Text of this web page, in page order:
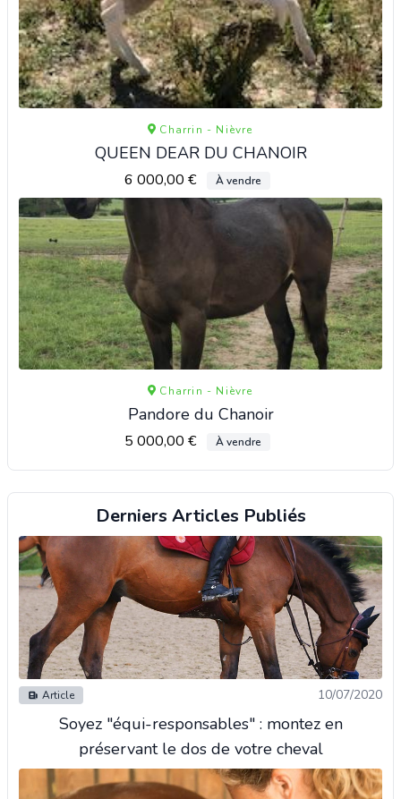
Charrin - Nièvre
QUEEN DEAR DU CHANOIR
6 000,00 € À vendre
Charrin - Nièvre
Pandore du Chanoir
5 000,00 € À vendre
Derniers Articles Publiés
Article 10/07/2020
Soyez "équi-responsables" : montez en
préservant le dos de votre cheval